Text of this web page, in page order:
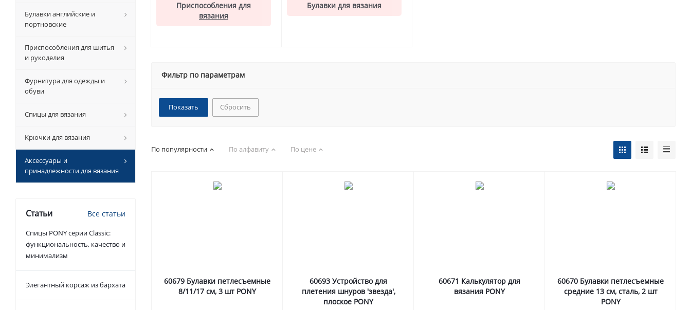
Приспособления для
вязания
Булавки для вязания
Фильтр по параметрам
Сбросить
По популярности По алфавиту По цене
60679 Булавки петлесъемные
8/11/17 см, 3 шт PONY
60693 Устройство для
плетения шнуров 'звезда',
плоское PONY
60671 Калькулятор для
вязания PONY
60670 Булавки петлесъемные
средние 13 см, сталь, 2 шт
PONY
Булавки английские и
портновские
Приспособления для шитья
и рукоделия
Фурнитура для одежды и
обуви
Спицы для вязания
Крючки для вязания
Аксессуары и
принадлежности для вязания
Статьи Все статьи
Спицы PONY серии Classic:
функциональность, качество и
минимализм
Элегантный корсаж из бархата